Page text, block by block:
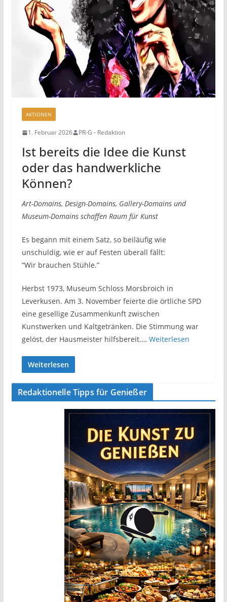
AKTIONEN
1. Februar 2026 PR-G - Redaktion
Ist bereits die Idee die Kunst
oder das handwerkliche
Können?
Art-Domains, Design-Domains, Gallery-Domains und
Museum-Domains schaffen Raum für Kunst
Es begann mit einem Satz, so beiläufig wie
unschuldig, wie er auf Festen überall fällt:
“Wir brauchen Stühle.”
Herbst 1973, Museum Schloss Morsbroich in
Leverkusen. Am 3. November feierte die örtliche SPD
eine gesellige Zusammenkunft zwischen
Kunstwerken und Kaltgetränken. Die Stimmung war
gelöst, der Hausmeister hilfsbereit.… Weiterlesen
Weiterlesen
Redaktionelle Tipps für Genießer